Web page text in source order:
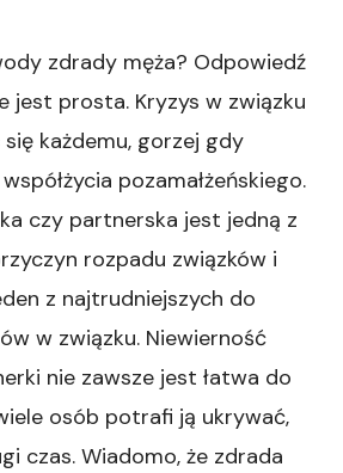
zdrady męża? Odpowiedź
jest prosta. Kryzys w związku
każdemu, gorzej gdy
pozamałżeńskiego.
czy partnerska jest jedną z
rozpadu związków i
z najtrudniejszych do
w związku. Niewierność
nie zawsze jest łatwa do
osób potrafi ją ukrywać,
czas. Wiadomo, że zdrada